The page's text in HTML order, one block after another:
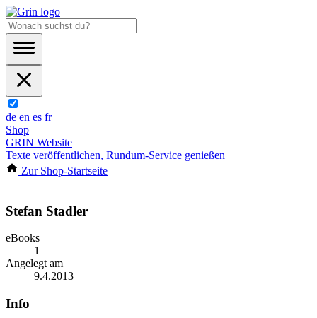
de en es fr
Shop
GRIN Website
Texte veröffentlichen, Rundum-Service genießen
Zur Shop-Startseite
Stefan Stadler
eBooks
1
Angelegt am
9.4.2013
Info